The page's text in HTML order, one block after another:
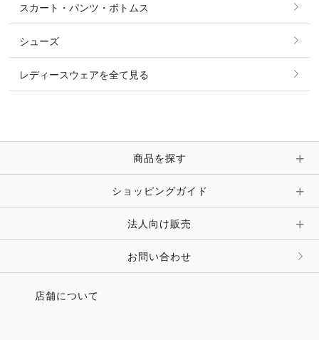
ベルト
マフラー・スカーフ・ストール・スヌード
時計・財布・キーケース・革小物
キーホルダー・チャーム・ストラップ
リング
ピアス・イヤリング
ピン・ブローチ・コサージュ
その他 アクセサリー
スカート・パンツ・ボトムス
シューズ
レディースウェアを全て見る
商品を探す
ショッピングガイド
法人向け販売
お問い合わせ
店舗について